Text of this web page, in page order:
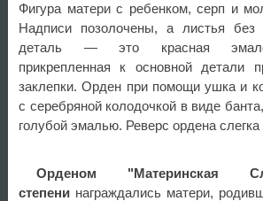
Фигура матери с ребенком, серп и
Надписи позолочены, а листья без
деталь — это красная
прикрепленная к основной детали
заклепки. Орден при помощи ушка и
с серебряной колодочкой в виде
голубой эмалью. Реверс ордена слегка
Орденом "Материнская
степенинаграждались матери,